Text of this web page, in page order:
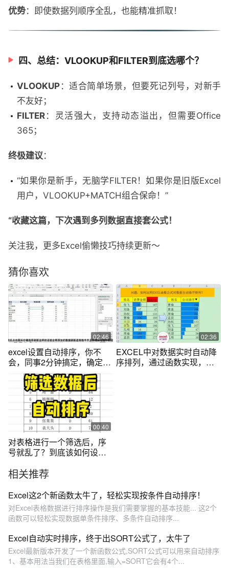
优势：即使数据列顺序全乱，也能精准抓取！
四、总结：VLOOKUP和FILTER到底选哪个？
VLOOKUP ：适合简单场景，但要死记列号，对新手
不友好；
FILTER ：灵活强大，支持动态溢出，但需要Office
365；
终极建议：
“如果你是新手，无脑学FILTER！如果你是旧版Excel
用户，VLOOKUP+MATCH组合保命！”
“收藏这篇，下次遇到多列数据直接套公式！
关注我，更多Excel偷懒技巧持续更新～
猜你喜欢
02:46
excel设置自动排序，你不
会，同事2分钟搞定，确定不
进来学习下
02:36
EXCEL中对数据实时自动降
序排列，通过函数实现，简
00:40
对表格进行一个筛选后，序
号就乱了？到底该如何设置
#wps表格 #excel教学
相关推荐
Excel这2个新函数太牛了，轻松实现按条件自动排序！
对Excel表格数据进行排序操作是我们需要掌握的基本技能... 这2个
函数可以轻松实现数据单条件排序、多条件自动排序...
Excel自动实时排序，终于出SORT公式了，太牛了
Excel最新版本开发了一个新函数公式,SORT公式可以用来自动排序
1、基本用法当我们在表格里面,输入=SORT它会有4个...